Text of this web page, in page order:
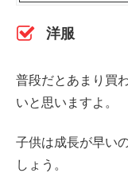
洋服
普段だとあまり買
いと思いますよ。
子供は成長が早い
しょう。